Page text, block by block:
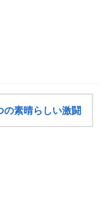
素晴らしい激闘